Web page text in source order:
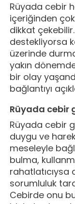
Rüyada cebir
içeriğinden
dikkat
destekliyorsa
üzerinde
yakın
bir olay
bağlantıyı
Rüyada cebir
Rüyada cebir
duygu ve
meseleyle
bulma,
rahatlatıcıysa
sorumluluk
Cebirde onu